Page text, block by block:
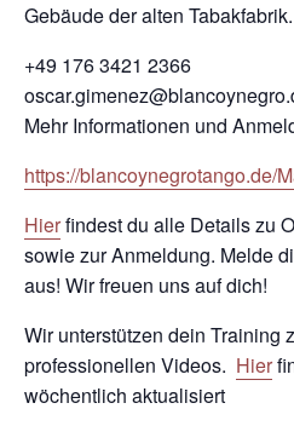
Gebäude der alten
+49 176 3421 2366
Mehr Informationen und
https://blancoynegrotango.de/
Hierfindest du alle Details zu
sowie zur Anmeldung. Melde
aus! Wir freuen uns auf dich!
Wir unterstützen dein Training
professionellen Videos. Hier
wöchentlich aktualisiert